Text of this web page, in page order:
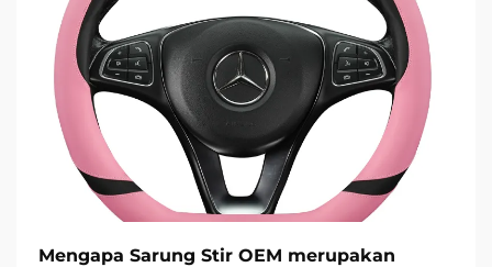
Mengapa Sarung Stir OEM merupakan